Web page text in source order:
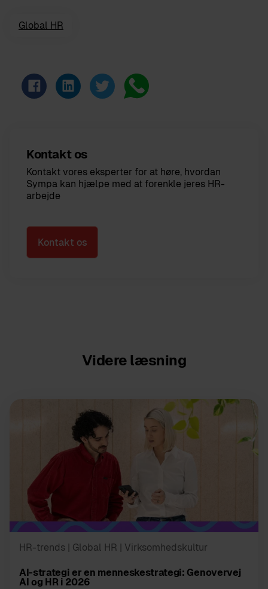
Global HR
Kontakt os
Kontakt vores eksperter for at høre, hvordan
Sympa kan hjælpe med at forenkle jeres HR-
arbejde
Kontakt os
Videre læsning
HR-trends | Global HR | Virksomhedskultur
AI-strategi er en menneskestrategi: Genovervej
AI og HR i 2026